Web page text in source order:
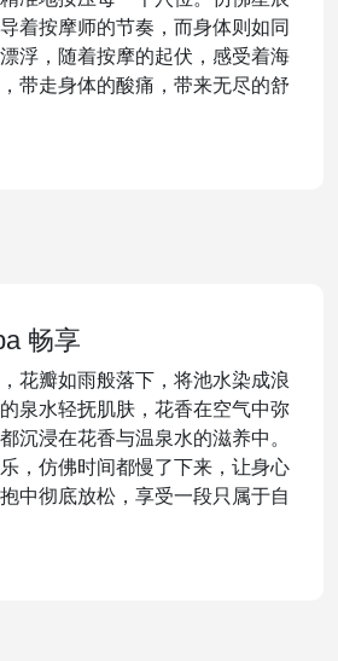
着按摩师的节奏，而身体则如同
浮，随着按摩的起伏，感受着海
带走身体的酸痛，带来无尽的舒
畅享
花瓣如雨般落下，将池水染成浪
泉水轻抚肌肤，花香在空气中弥
沉浸在花香与温泉水的滋养中。
，仿佛时间都慢了下来，让身心
中彻底放松，享受一段只属于自